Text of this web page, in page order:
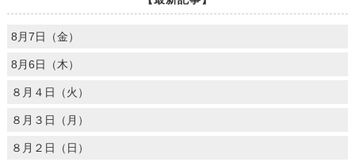
8月7日（金）
8月6日（木）
８月４日（火）
８月３日（月）
８月２日（日）